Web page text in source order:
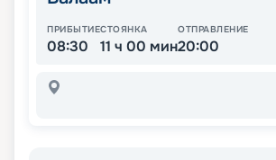
ПРИБЫТИЕ
08:30
СТОЯНКА
11 ч 00 мин
ОТПРАВЛЕНИЕ
20:00